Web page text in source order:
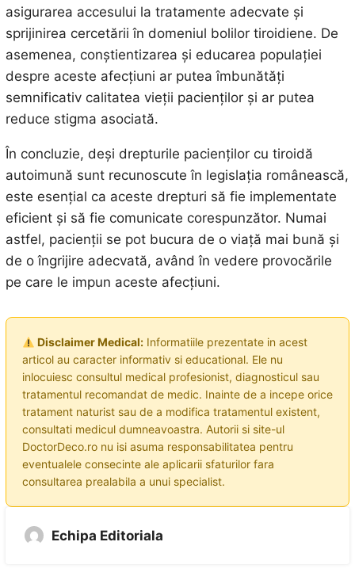
asigurarea accesului la tratamente adecvate și
sprijinirea cercetării în domeniul bolilor tiroidiene. De
asemenea, conștientizarea și educarea populației
despre aceste afecțiuni ar putea îmbunătăți
semnificativ calitatea vieții pacienților și ar putea
reduce stigma asociată.
În concluzie, deși drepturile pacienților cu tiroidă
autoimună sunt recunoscute în legislația românească,
este esențial ca aceste drepturi să fie implementate
eficient și să fie comunicate corespunzător. Numai
astfel, pacienții se pot bucura de o viață mai bună și
de o îngrijire adecvată, având în vedere provocările
pe care le impun aceste afecțiuni.
Disclaimer Medical:Informatiile prezentate in acest
articol au caracter informativ si educational. Ele nu
inlocuiesc consultul medical profesionist, diagnosticul sau
tratamentul recomandat de medic. Inainte de a incepe orice
tratament naturist sau de a modifica tratamentul existent,
consultati medicul dumneavoastra. Autorii si site-ul
DoctorDeco.ro nu isi asuma responsabilitatea pentru
eventualele consecinte ale aplicarii sfaturilor fara
consultarea prealabila a unui specialist.
Echipa Editoriala